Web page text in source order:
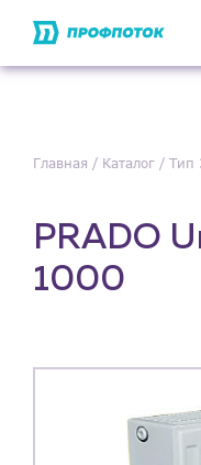
Главная Каталог Тип
PRADO
1000